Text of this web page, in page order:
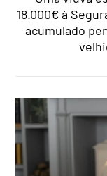
18.000€ à
acumulado